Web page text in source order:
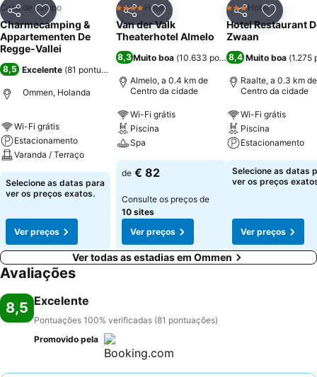
PartilharAdicionar aos favoritos
Casa de campo
Charmecamping &
Appartementen De
Regge-Vallei
8,5 Excelente (81 pontuações
Ommen, Holanda
Wi-Fi grátis
Estacionamento
Varanda / Terraço
Selecione as datas para
ver os preços exatos.
Ver preços
PartilharAdicionar aos favoritos
4 EstrelasHotel
Van der Valk
Theaterhotel Almelo
8,3Muito boa (10.633 pontuações)
Almelo, a 0.4 km de
Centro da cidade
Wi-Fi grátis
Piscina
Spa
de € 82
Consulte os preços de
10 sites
Ver preços
Partilhar
3 Estrelas
Hotel
Hotel Restaurant
Zwaan
8,4 Muito boa (1.275
Raalte, a 0.3 km de
Centro da cidade
Wi-Fi grátis
Piscina
Estacionamento
Selecione as datas
ver os preços
Ver preços
Ver todas as estadias em Ommen
Avaliações
8,5 Excelente
Pontuações 100% verificadas (81 pontuações)
Promovido pela